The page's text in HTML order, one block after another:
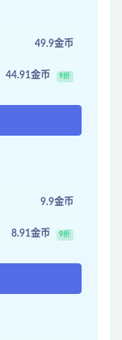
49.9金币
44.91金币 9折
9.9金币
8.91金币 9折